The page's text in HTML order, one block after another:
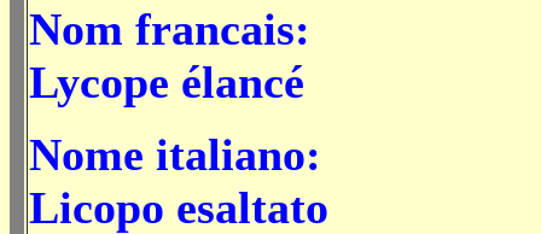
Nom francais:
Lycope élancé
Nome italiano:
Licopo esaltato